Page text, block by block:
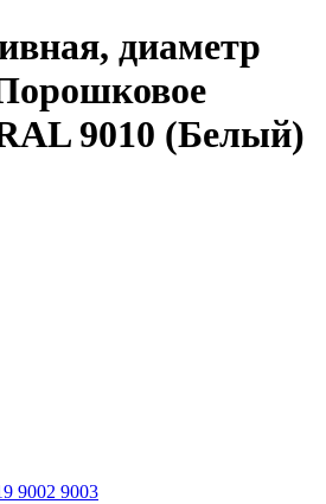
диаметр
9010 (Белый)
9002 9003